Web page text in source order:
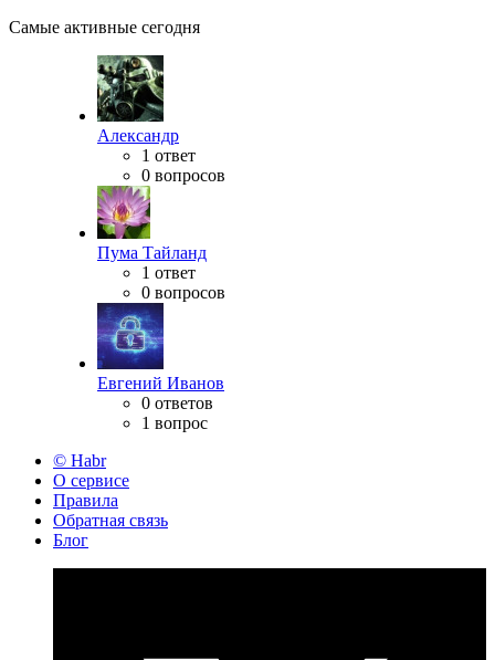
Самые активные сегодня
Александр
1 ответ
0 вопросов
Пума Тайланд
1 ответ
0 вопросов
Евгений Иванов
0 ответов
1 вопрос
© Habr
О сервисе
Правила
Обратная связь
Блог